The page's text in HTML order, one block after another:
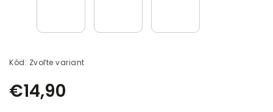
Kód: Zvoľte variant
€14,90